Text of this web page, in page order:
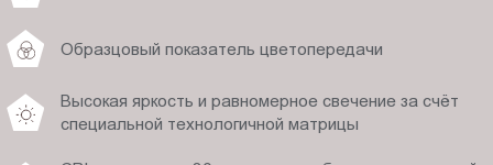
Образцовый показатель цветопередачи
Высокая яркость и равномерное свечение за счёт
специальной технологичной матрицы